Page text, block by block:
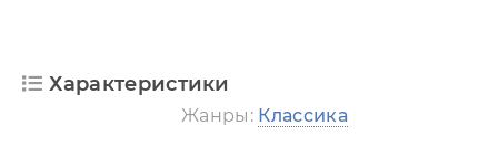
Характеристики
Жанры: Классика